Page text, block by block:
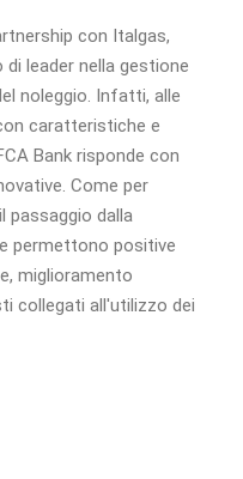
con Italgas,
leader nella gestione
noleggio. Infatti, alle
caratteristiche e
Bank risponde con
Come per
passaggio dalla
permettono positive
miglioramento
collegati all'utilizzo dei